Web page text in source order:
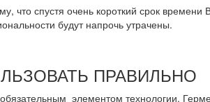
что спустя очень короткий срок
будут напрочь утрачены.
ПРАВИЛЬНО
элементом технологии.